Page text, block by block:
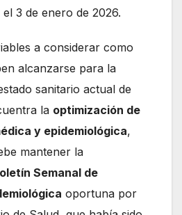
3 de enero de 2026.
a considerar como
alcanzarse para la
sanitario actual de
la optimización de
y epidemiológica,
mantener la
Semanal de
oportuna por